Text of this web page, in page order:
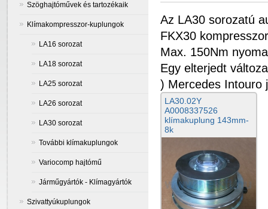
Szöghajtóművek és tartozékaik
Klímakompresszor-kuplungok
LA16 sorozat
LA18 sorozat
LA25 sorozat
LA26 sorozat
LA30 sorozat
További klímakuplungok
Variocomp hajtómű
Járműgyártók - Klímagyártók
Szivattyúkuplungok
Az LA30 sorozatú
FKX30
Max. 150Nm
Egy elterjedt
) Mercedes Intouro
LA30.02Y
A0008337526
klímakuplung 143mm-
8k